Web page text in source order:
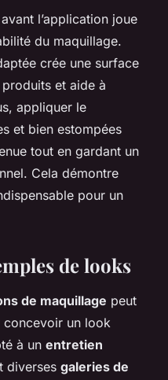
avant l’application joue
du maquillage.
crée une surface
et aide à
appliquer le
et bien estompées
tout en gardant un
Cela démontre
pour un
de looks
de maquillage peut
concevoir un look
à un entretien
diverses galeries de